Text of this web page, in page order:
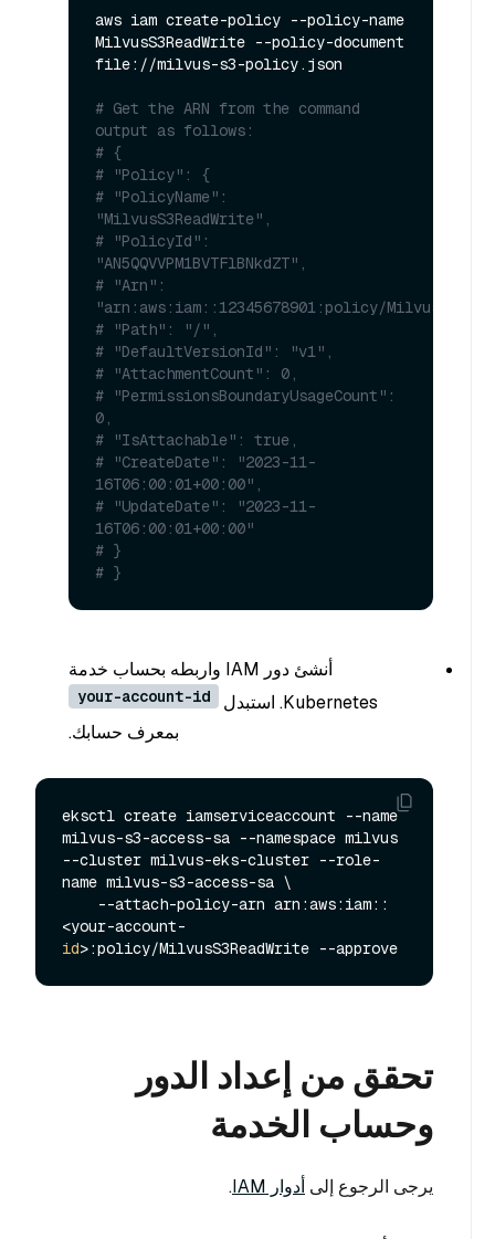
aws iam create-policy --policy-name
MilvusS3ReadWrite --policy-document
file://milvus-s3-policy.json
# Get the ARN from the command
output as follows:
# {
# "Policy": {
# "PolicyName":
"MilvusS3ReadWrite",
# "PolicyId":
"AN5QQVVPM1BVTFlBNkdZT",
# "Arn":
"arn:aws:iam::12345678901:policy/
# "Path": "/",
# "DefaultVersionId": "v1",
# "AttachmentCount": 0,
# "PermissionsBoundaryUsageCount":
0,
# "IsAttachable": true,
# "CreateDate": "2023-11-
16T06:00:01+00:00",
# "UpdateDate": "2023-11-
16T06:00:01+00:00"
# }
# }
أنشئ دور IAM واربطه بحساب خدمة
Kubernetes. استبدل
your-account-id
بمعرف حسابك.
eksctl create iamserviceaccount --name
milvus-s3-access-sa --namespace milvus
--cluster milvus-eks-cluster --role-
name milvus-s3-access-sa \
<your-account-
id
تحقق من إعداد الدور
وحساب الخدمة
يرجى الرجوع إلى أدوار IAM .